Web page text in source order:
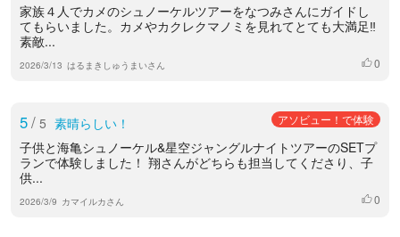
家族４人でカメのシュノーケルツアーをなつみさんにガイドし
てもらいました。カメやカクレクマノミを見れてとても大満足‼︎
素敵...
2026/3/13 はるまきしゅうまいさん いいね
0
5/ 5 素晴らしい！ アソビュー！で体験
子供と海亀シュノーケル&星空ジャングルナイトツアーのSETプ
ランで体験しました！ 翔さんがどちらも担当してくださり、子
供...
2026/3/9 カマイルカさん いいね
0